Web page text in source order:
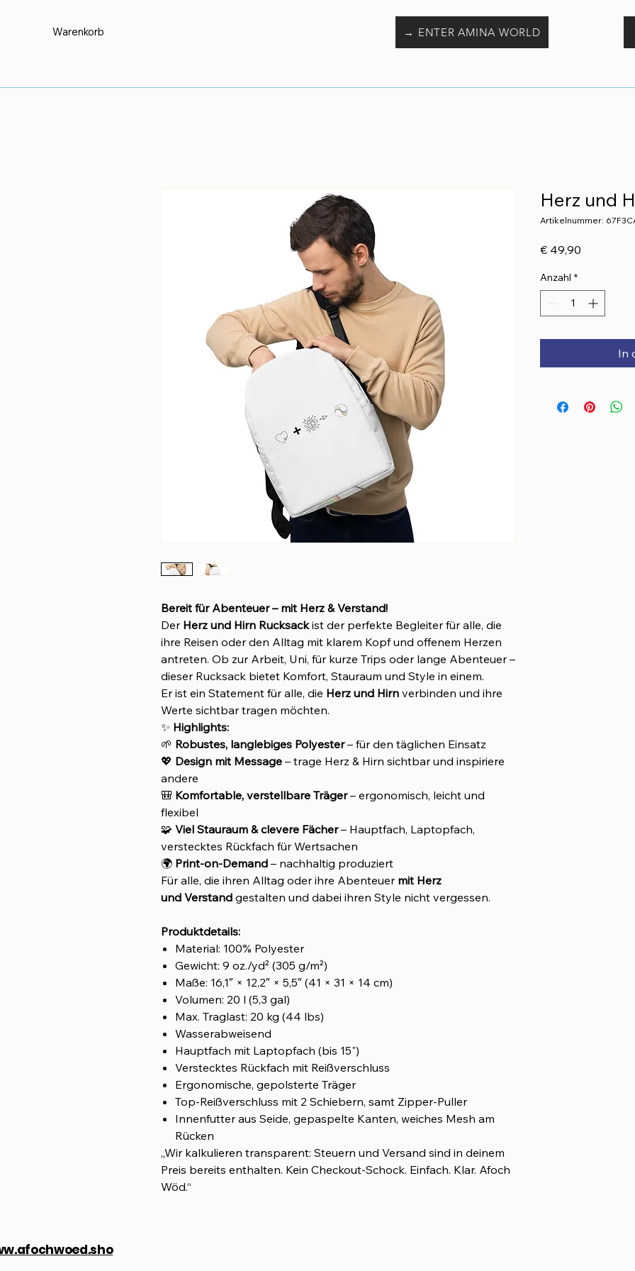
Warenkorb → ENTER AMINA WORLD
Bereit für Abenteuer – mit Herz & Verstand!
Der Herz und Hirn Rucksackist der perfekte Begleiter für alle, die
ihre Reisen oder den Alltag mit klarem Kopf und offenem Herzen
antreten. Ob zur Arbeit, Uni, für kurze Trips oder lange Abenteuer –
dieser Rucksack bietet Komfort, Stauraum und Style in einem.
Er ist ein Statement für alle, die Herz und Hirn verbinden und ihre
Werte sichtbar tragen möchten.
✨ Highlights:
🌱 Robustes, langlebiges Polyester– für den täglichen Einsatz
💖 Design mit Message – trage Herz & Hirn sichtbar und inspiriere
andere
🎒 Komfortable, verstellbare Träger– ergonomisch, leicht und
flexibel
🧩 Viel Stauraum & clevere Fächer– Hauptfach, Laptopfach,
verstecktes Rückfach für Wertsachen
🌍 Print-on-Demand – nachhaltig produziert
Für alle, die ihren Alltag oder ihre Abenteuer mit Herz
und Verstand gestalten und dabei ihren Style nicht vergessen.
Produktdetails:
Material: 100% Polyester
Gewicht: 9 oz./yd² (305 g/m²)
Maße: 16,1″ × 12,2″ × 5,5″ (41 × 31 × 14 cm)
Volumen: 20 l (5,3 gal)
Max. Traglast: 20 kg (44 lbs)
Wasserabweisend
Hauptfach mit Laptopfach (bis 15")
Verstecktes Rückfach mit Reißverschluss
Ergonomische, gepolsterte Träger
Top-Reißverschluss mit 2 Schiebern, samt Zipper-Puller
Innenfutter aus Seide, gepaspelte Kanten, weiches Mesh am
Rücken
„Wir kalkulieren transparent: Steuern und Versand sind in deinem
Preis bereits enthalten. Kein Checkout-Schock. Einfach. Klar. Afoch
Wöd.“
Herz und
Artikelnummer:
€ 49,90
Anzahl *
In